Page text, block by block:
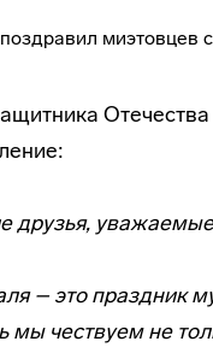
друзья,
– это праздник
мы чествуем не